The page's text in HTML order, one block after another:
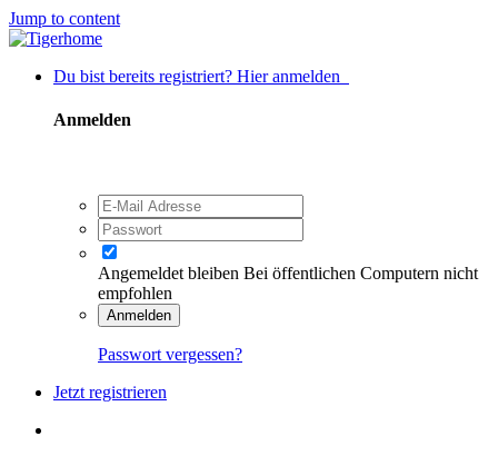
Jump to content
Du bist bereits registriert? Hier anmelden
Anmelden
Angemeldet bleiben Bei öffentlichen Computern nicht
empfohlen
Anmelden
Passwort vergessen?
Jetzt registrieren